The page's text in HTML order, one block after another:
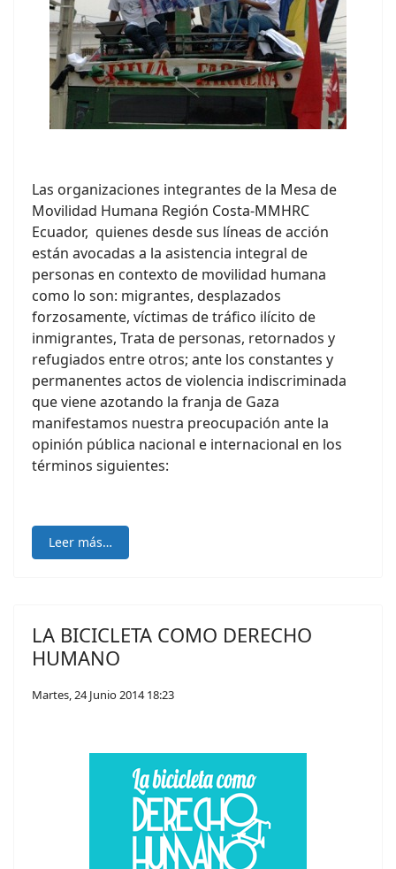
Las organizaciones integrantes de la Mesa de
Movilidad Humana Región Costa-MMHRC
Ecuador, quienes desde sus líneas de acción
están avocadas a la asistencia integral de
personas en contexto de movilidad humana
como lo son: migrantes, desplazados
forzosamente, víctimas de tráfico ilícito de
inmigrantes, Trata de personas, retornados y
refugiados entre otros; ante los constantes y
permanentes actos de violencia indiscriminada
que viene azotando la franja de Gaza
manifestamos nuestra preocupación ante la
opinión pública nacional e internacional en los
términos siguientes:
Leer más…
LA BICICLETA COMO DERECHO
HUMANO
Martes, 24 Junio 2014 18:23